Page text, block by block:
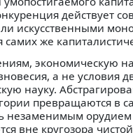
действует
искусственными
самих же
экономическую
а не условия
науку.
превращаются в
незаменимым
вне кругозора